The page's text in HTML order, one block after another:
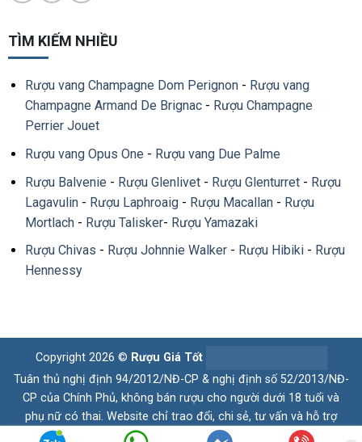
TÌM KIẾM NHIỀU
Rượu vang Champagne Dom Perignon- Rượu vang
Champagne Armand De Brignac- Rượu Champagne
Perrier Jouet
Rượu vang Opus One - Rượu vang Due Palme
Rượu Balvenie - Rượu Glenlivet- Rượu Glenturret- Rượu
Lagavulin- Rượu Laphroaig- Rượu Macallan- Rượu
Mortlach- Rượu Talisker- Rượu Yamazaki
Rượu Chivas - Rượu Johnnie Walker- Rượu Hibiki- Rượu
Hennessy
Copyright 2026 © Rượu Giá Tốt
Tuân thủ nghị định 94/2012/NĐ-CP & nghị định số 52/2013/NĐ-
CP của Chính Phủ, không bán rượu cho người dưới 18 tuổi và
phụ nữ có thai. Website chỉ trao đổi, chi sẻ, tư vấn và hỗ trợ
thông tin, kiến thức, những trải nghiệm về rượu. Quý Khách có